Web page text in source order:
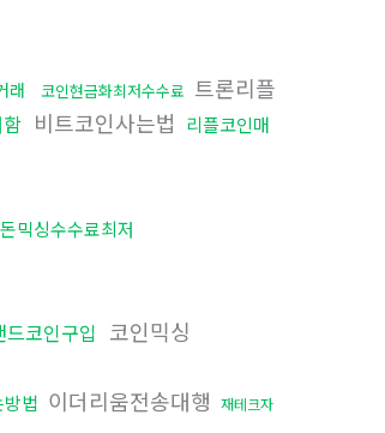
래 코인현금화최저수수료 트론리플
비트코인사는법 리플코인매
돈믹싱수수료최저
드코인구입 코인믹싱
법 이더리움전송대행 재테크자